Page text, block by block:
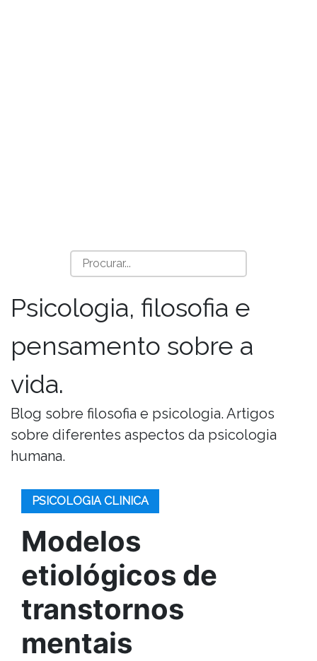
Psicologia, filosofia e
pensamento sobre a
vida.
Blog sobre filosofia e psicologia. Artigos
sobre diferentes aspectos da psicologia
humana.
PSICOLOGIA CLINICA
Modelos
etiológicos de
transtornos
mentais